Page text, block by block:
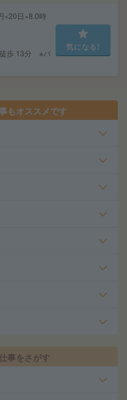
日×8.0時
徒歩 13分 ※バ
気になる!
もオススメです
事をさがす